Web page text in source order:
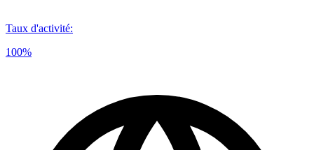
Taux d'activité:
100%